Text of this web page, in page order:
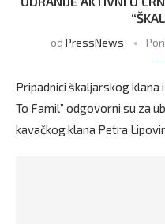
od PressNews
Pripadnici škaljarskog klana
To Famil” odgovorni su za
kavačkog klana Petra